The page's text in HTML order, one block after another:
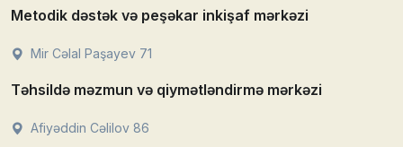
Metodik dəstək və peşəkar inkişaf mərkəzi
Mir Cəlal Paşayev 71
Təhsildə məzmun və qiymətləndirmə mərkəzi
Afiyəddin Cəlilov 86